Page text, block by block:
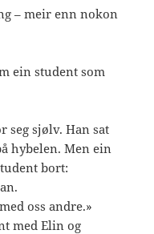
– meir enn nokon
ein student som
seg sjølv. Han sat
hybelen. Men ein
bort:
oss andre.»
med Elin og